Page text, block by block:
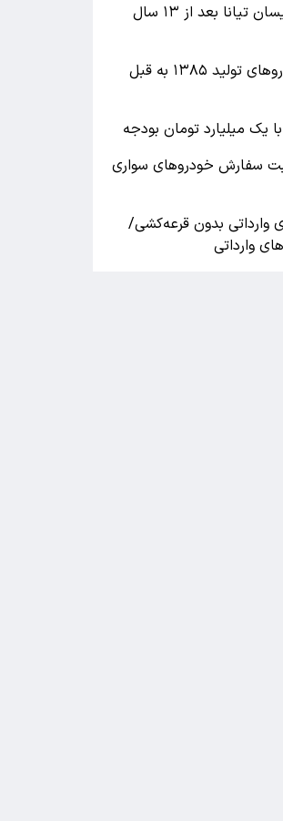
اولین شرایط فروش نیسان تیانا بعد از ۱۳ سال
آیا سهمیه بنزین خودروهای تولید ۱۳۸۵ به قبل
یک میلیارد تومان بودجه
سفارش خودروهای سواری
وارداتی بدون قرعه‌کشی/
وارداتی